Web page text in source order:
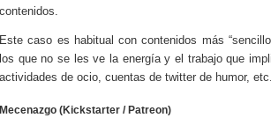
contenidos.
Este caso es habitual con contenidos más
los que no se les ve la energía y el trabajo que
actividades de ocio, cuentas de twitter de humor, etc.
Mecenazgo (Kickstarter / Patreon)